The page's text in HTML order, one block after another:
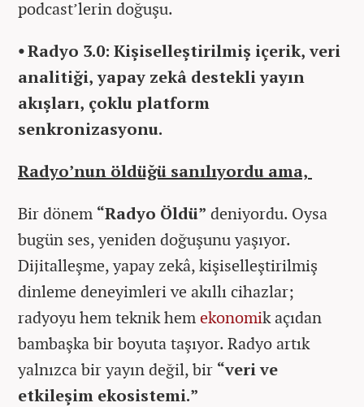
podcast’lerin doğuşu.
⦁ Radyo 3.0: Kişiselleştirilmiş içerik, veri
analitiği, yapay zekâ destekli yayın
akışları, çoklu platform
senkronizasyonu.
Radyo’nun öldüğü sanılıyordu ama,
Bir dönem “Radyo Öldü” deniyordu. Oysa
bugün ses, yeniden doğuşunu yaşıyor.
Dijitalleşme, yapay zekâ, kişiselleştirilmiş
dinleme deneyimleri ve akıllı cihazlar;
radyoyu hem teknik hemekonomik açıdan
bambaşka bir boyuta taşıyor. Radyo artık
yalnızca bir yayın değil, bir “veri ve
etkileşim ekosistemi.”